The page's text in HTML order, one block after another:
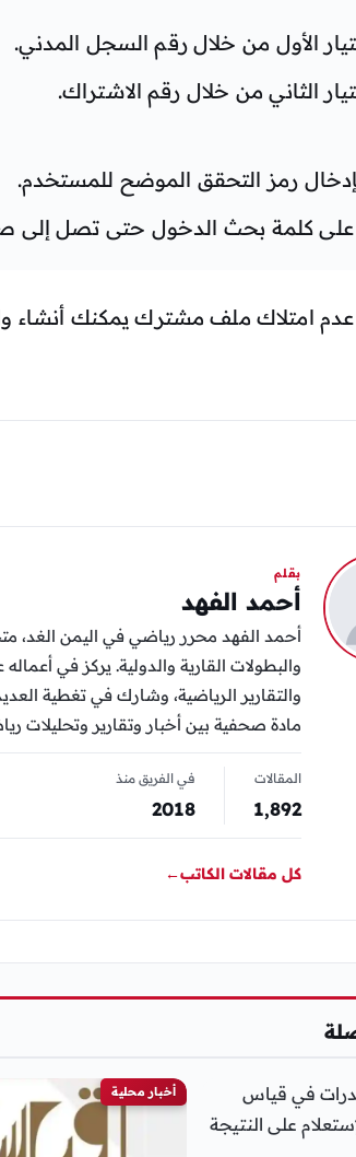
الأول من خلال رقم السجل المدني.
الثاني من خلال رقم الاشتراك.
رمز التحقق الموضح للمستخدم.
كلمة بحث الدخول حتى تصل إلى
امتلاك ملف مشترك يمكنك أنشاء
بقلم
أحمد الفهد
أحمد الفهد محرر رياضي في اليمن الغد،
والبطولات القارية والدولية. يركز في
مادة صحفية بين أخبار وتقارير وتحليلات
المقالات
1٬892
في الفريق منذ
2018
كل مقالات الكاتب←
أخبار محلية